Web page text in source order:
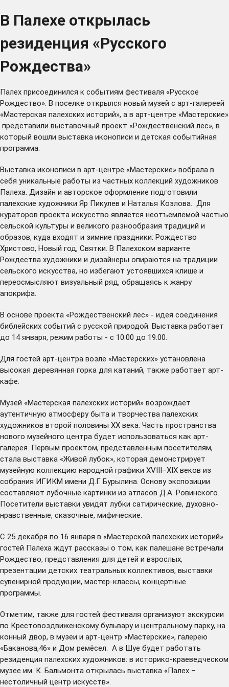
В Палехе открылась
резиденция «Русского
Рождества»
Палех присоединился к событиям фестиваля «Русское
Рождество». В поселке открылся новый музей с арт-галереей
«Мастерская палехских историй», а в арт-центре «Мастерские»
представили выставочный проект «Рождественский лес», в
который вошли выставка иконописи и детская событийная
программа.
Выставка иконописи в арт-центре «Мастерские» вобрала в
себя уникальные работы из частных коллекций художников
Палеха. Дизайн и авторское оформление подготовили
палехские художники Яр Пикулев и Наталья Козлова. Для
кураторов проекта искусство является неотъемлемой частью
сельской культуры и великого разнообразия традиций и
образов, куда входят и зимние праздники: Рождество
Христово, Новый год, Святки. В Палехском варианте
Рождества художники и дизайнеры опираются на традиции
сельского искусства, но избегают устоявшихся клише и
переосмысляют визуальный ряд, обращаясь к жанру
апокрифа.
В основе проекта «Рождественский лес» - идея соединения
библейских событий с русской природой. Выставка работает
до 14 января, режим работы - с 10.00 до 19.00.
Для гостей арт-центра возле «Мастерских» установлена
высокая деревянная горка для катаний, также работает арт-
кафе.
Музей «Мастерская палехских историй» возрождает
аутентичную атмосферу быта и творчества палехских
художников второй половины XX века. Часть пространства
нового музейного центра будет использоваться как арт-
галерея. Первым проектом, представленным посетителям,
стала выставка «Живой лубок», которая демонстрирует
музейную коллекцию народной графики XVIII–XIX веков из
собрания ИГИКМ имени Д.Г. Бурылина. Основу экспозиции
составляют лубочные картинки из атласов Д.А. Ровинского.
Посетители выставки увидят лубки сатирические, духовно-
нравственные, сказочные, мифические.
С 25 декабря по 16 января в «Мастерской палехских историй»
гостей Палеха ждут рассказы о том, как палешане встречали
Рождество, представления для детей и взрослых,
презентации детских театральных коллективов, выставки
сувенирной продукции, мастер-классы, концертные
программы.
Отметим, также для гостей фестиваля организуют экскурсии
по Крестовоздвиженскому бульвару и центральному парку, на
конный двор, в музеи и арт-центр «Мастерские», галерею
«Баканова,46» и Дом ремёсел. А в Шуе будет работать
резиденция палехских художников: в историко-краеведческом
музее им. К. Бальмонта открылась выставка «Палех –
нестоличный центр искусств».